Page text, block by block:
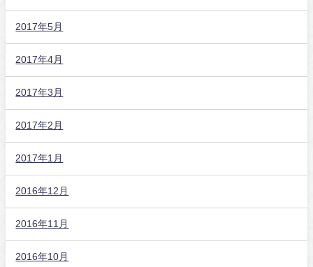
2017年5月
2017年4月
2017年3月
2017年2月
2017年1月
2016年12月
2016年11月
2016年10月